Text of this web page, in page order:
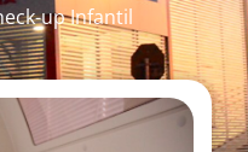
up Infantil